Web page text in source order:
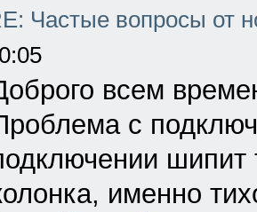
Частые вопросы от
всем
с
шипит
именно